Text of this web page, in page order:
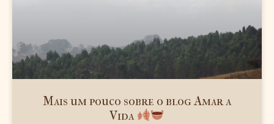
Mais um pouco sobre o blog Amar a
Vida